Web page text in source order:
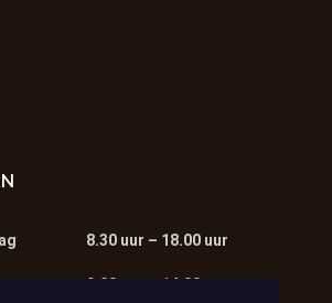
8.30 uur – 18.00 uur
9.00 uur – 14.00 uur